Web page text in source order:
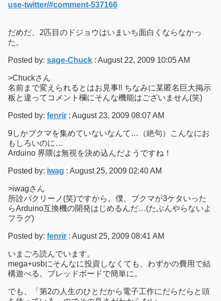
use-twitter/#comment-537166
だめだ、2匹目のドジョウはいまいち面白くならなかっ
た。
Posted by: sage-Chuck : August 22, 2009 10:05 AM
>Chuckさん
名前まで変えられるとはお見事!! ちなみに某匿名巨大掲示
板と違ってコメント欄にそんな機能はございません(笑)
Posted by: fenrir : August 23, 2009 08:07 AM
9しかブクマを集めていないなんて…（絶句）こんなにお
もしろいのに…
Arduino 界隈は無視を決め込んだようですね！
Posted by: iwag : August 25, 2009 02:40 AM
>iwagさん
所詮パクリーノ(笑)ですから。僕、ブクマが3ケタいった
らArduino互換機の開発はじめるんだ…(たぶんやらないよ
フラグ)
Posted by: fenrir : August 25, 2009 08:41 AM
いまごろ読んでいます。
mega+usbにそんなに投資しなくても、わずかの費用で結
構遊べる。ブレッドボードで簡単に。
でも、「第2の人生のひとだから電子工作にだらだらと頭